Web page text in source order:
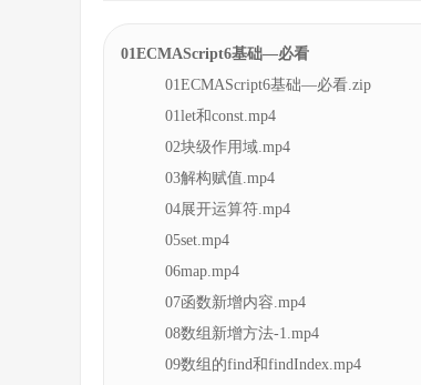
01ECMAScript6基础—必看
01ECMAScript6基础—必看.zip
01let和const.mp4
02块级作用域.mp4
03解构赋值.mp4
04展开运算符.mp4
05set.mp4
06map.mp4
07函数新增内容.mp4
08数组新增方法-1.mp4
09数组的find和findIndex.mp4